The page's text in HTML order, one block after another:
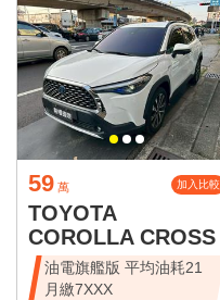
59 萬 加入比較
TOYOTA
COROLLA CROSS
油電旗艦版 平均油耗21
月繳7XXX